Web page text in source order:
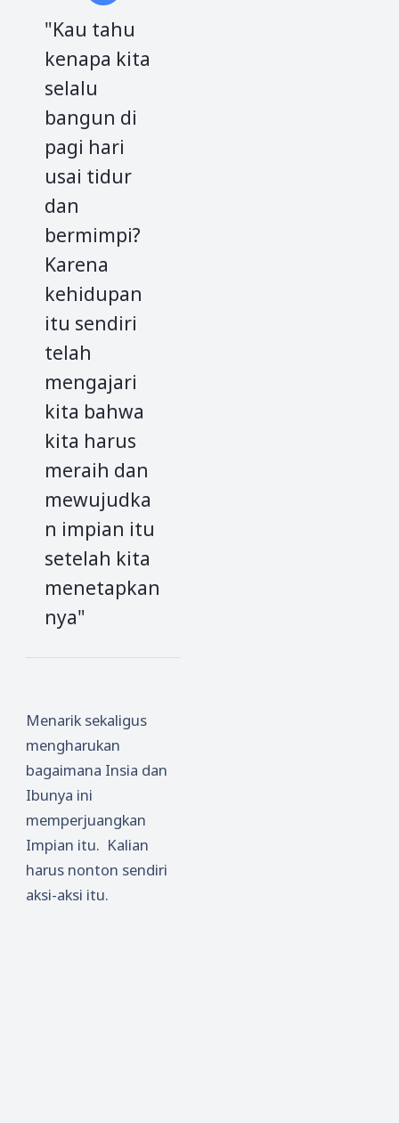
"Kau tahu
kenapa kita
selalu
bangun di
pagi hari
usai tidur
dan
bermimpi?
Karena
kehidupan
itu sendiri
telah
mengajari
kita bahwa
kita harus
meraih dan
mewujudka
n impian itu
setelah kita
menetapkan
nya"
Menarik sekaligus
mengharukan
bagaimana Insia dan
Ibunya ini
memperjuangkan
Impian itu. Kalian
harus nonton sendiri
aksi-aksi itu.